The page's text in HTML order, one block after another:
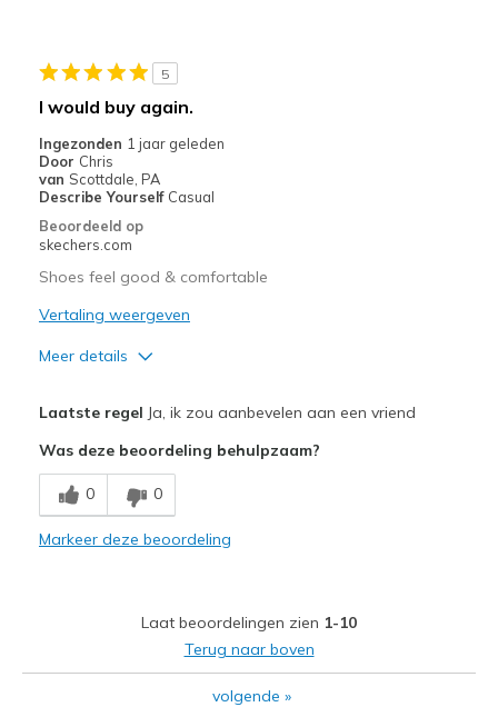
Beste toepassingen
Travel
Sizing
Feels true to size
View On Shoes
5
I would buy again.
Ingezonden 1 jaar geleden
Door Chris
van Scottdale, PA
Describe Yourself Casual
Beoordeeld op
skechers.com
Shoes feel good & comfortable
Vertaling weergeven
Meer details
Comfortable
Durable
Special Occasions
Laatste regel Ja, ik zou aanbevelen aan een vriend
Was deze beoordeling behulpzaam?
0 0
Markeer deze beoordeling
Laat beoordelingen zien 1-10
Terug naar boven
volgende »